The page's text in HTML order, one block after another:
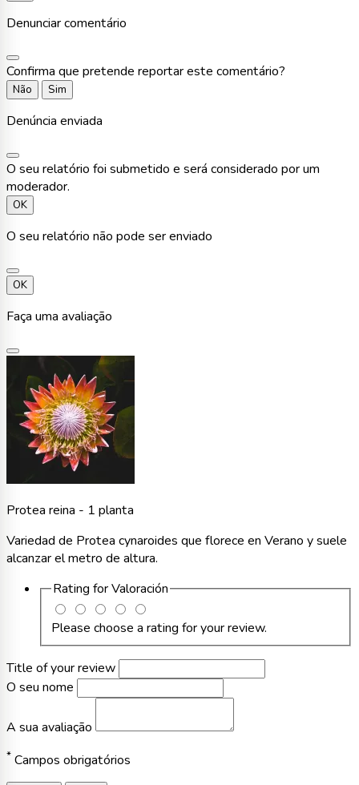
Denunciar comentário
Confirma que pretende reportar este comentário?
Não Sim
Denúncia enviada
O seu relatório foi submetido e será considerado por um
moderador.
OK
O seu relatório não pode ser enviado
OK
Faça uma avaliação
Protea reina - 1 planta
Variedad de Protea cynaroides que florece en Verano y suele
alcanzar el metro de altura.
Rating forValoración
Please choose a rating for your review.
Title of your review
O seu nome
A sua avaliação
* Campos obrigatórios